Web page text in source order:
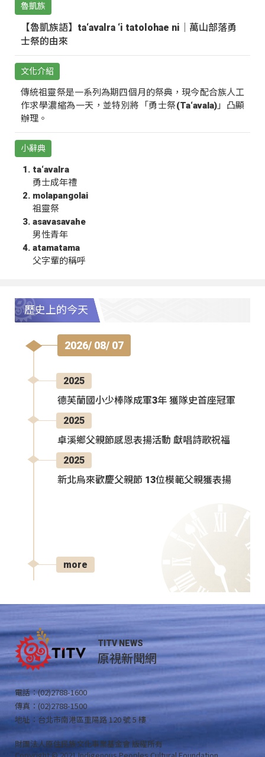
魯凱族
【魯凱族語】ta‘avalra ‘i tatolohae ni｜萬山部落勇
士祭的由來
文化介紹
傳統祖靈祭是一系列為期四個月的祭典，現今配合族人工
作求學濃縮為一天，並特別將「勇士祭(Ta‘avala)」凸顯
辦理。
小辭典
ta‘avalra
勇士成年禮
molapangolai
祖靈祭
asavasavahe
男性青年
atamatama
父字輩的稱呼
歷史上的今天
2026/ 08/ 07
2025
德芙蘭國小少棒隊成軍3年 獲隊史首座冠軍
2025
卓溪鄉父親節感恩表揚活動 獻唱詩歌祝福
2025
新北烏來歡慶父親節 13位模範父親獲表揚
more
TITV NEWS
原視新聞網
電話：(02)2788-1600
傳真：(02)2788-1500
地址：台北市南港區重陽路 120 號 5 樓
財團法人原住民族文化事業基金會 版權所有